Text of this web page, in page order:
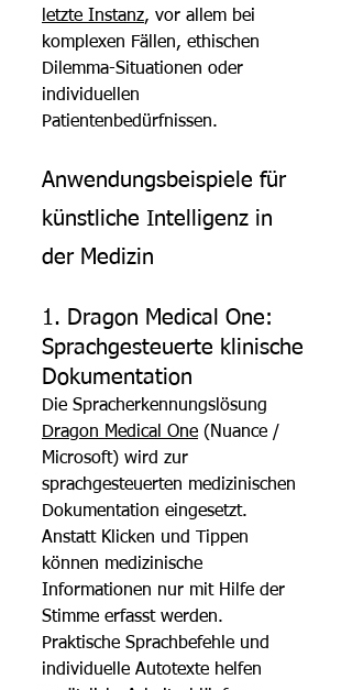
letzte Instanz, vor allem bei
komplexen Fällen, ethischen
Dilemma-Situationen oder
individuellen
Patientenbedürfnissen.
Anwendungsbeispiele für
künstliche Intelligenz in
der Medizin
1. Dragon Medical One:
Sprachgesteuerte klinische
Dokumentation
Die Spracherkennungslösung
Dragon Medical One (Nuance /
Microsoft) wird zur
sprachgesteuerten medizinischen
Dokumentation eingesetzt.
Anstatt Klicken und Tippen
können medizinische
Informationen nur mit Hilfe der
Stimme erfasst werden.
Praktische Sprachbefehle und
individuelle Autotexte helfen